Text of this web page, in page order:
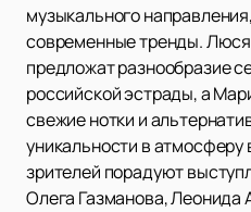
музыкального
современные тренды. Люся
предложат разнообразие
российской эстрады, а
свежие нотки и
уникальности в атмосферу
зрителей порадуют
Олега Газманова, Леонида